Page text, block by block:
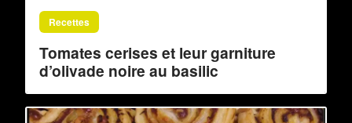
Recettes
Tomates cerises et leur garniture
d’olivade noire au basilic